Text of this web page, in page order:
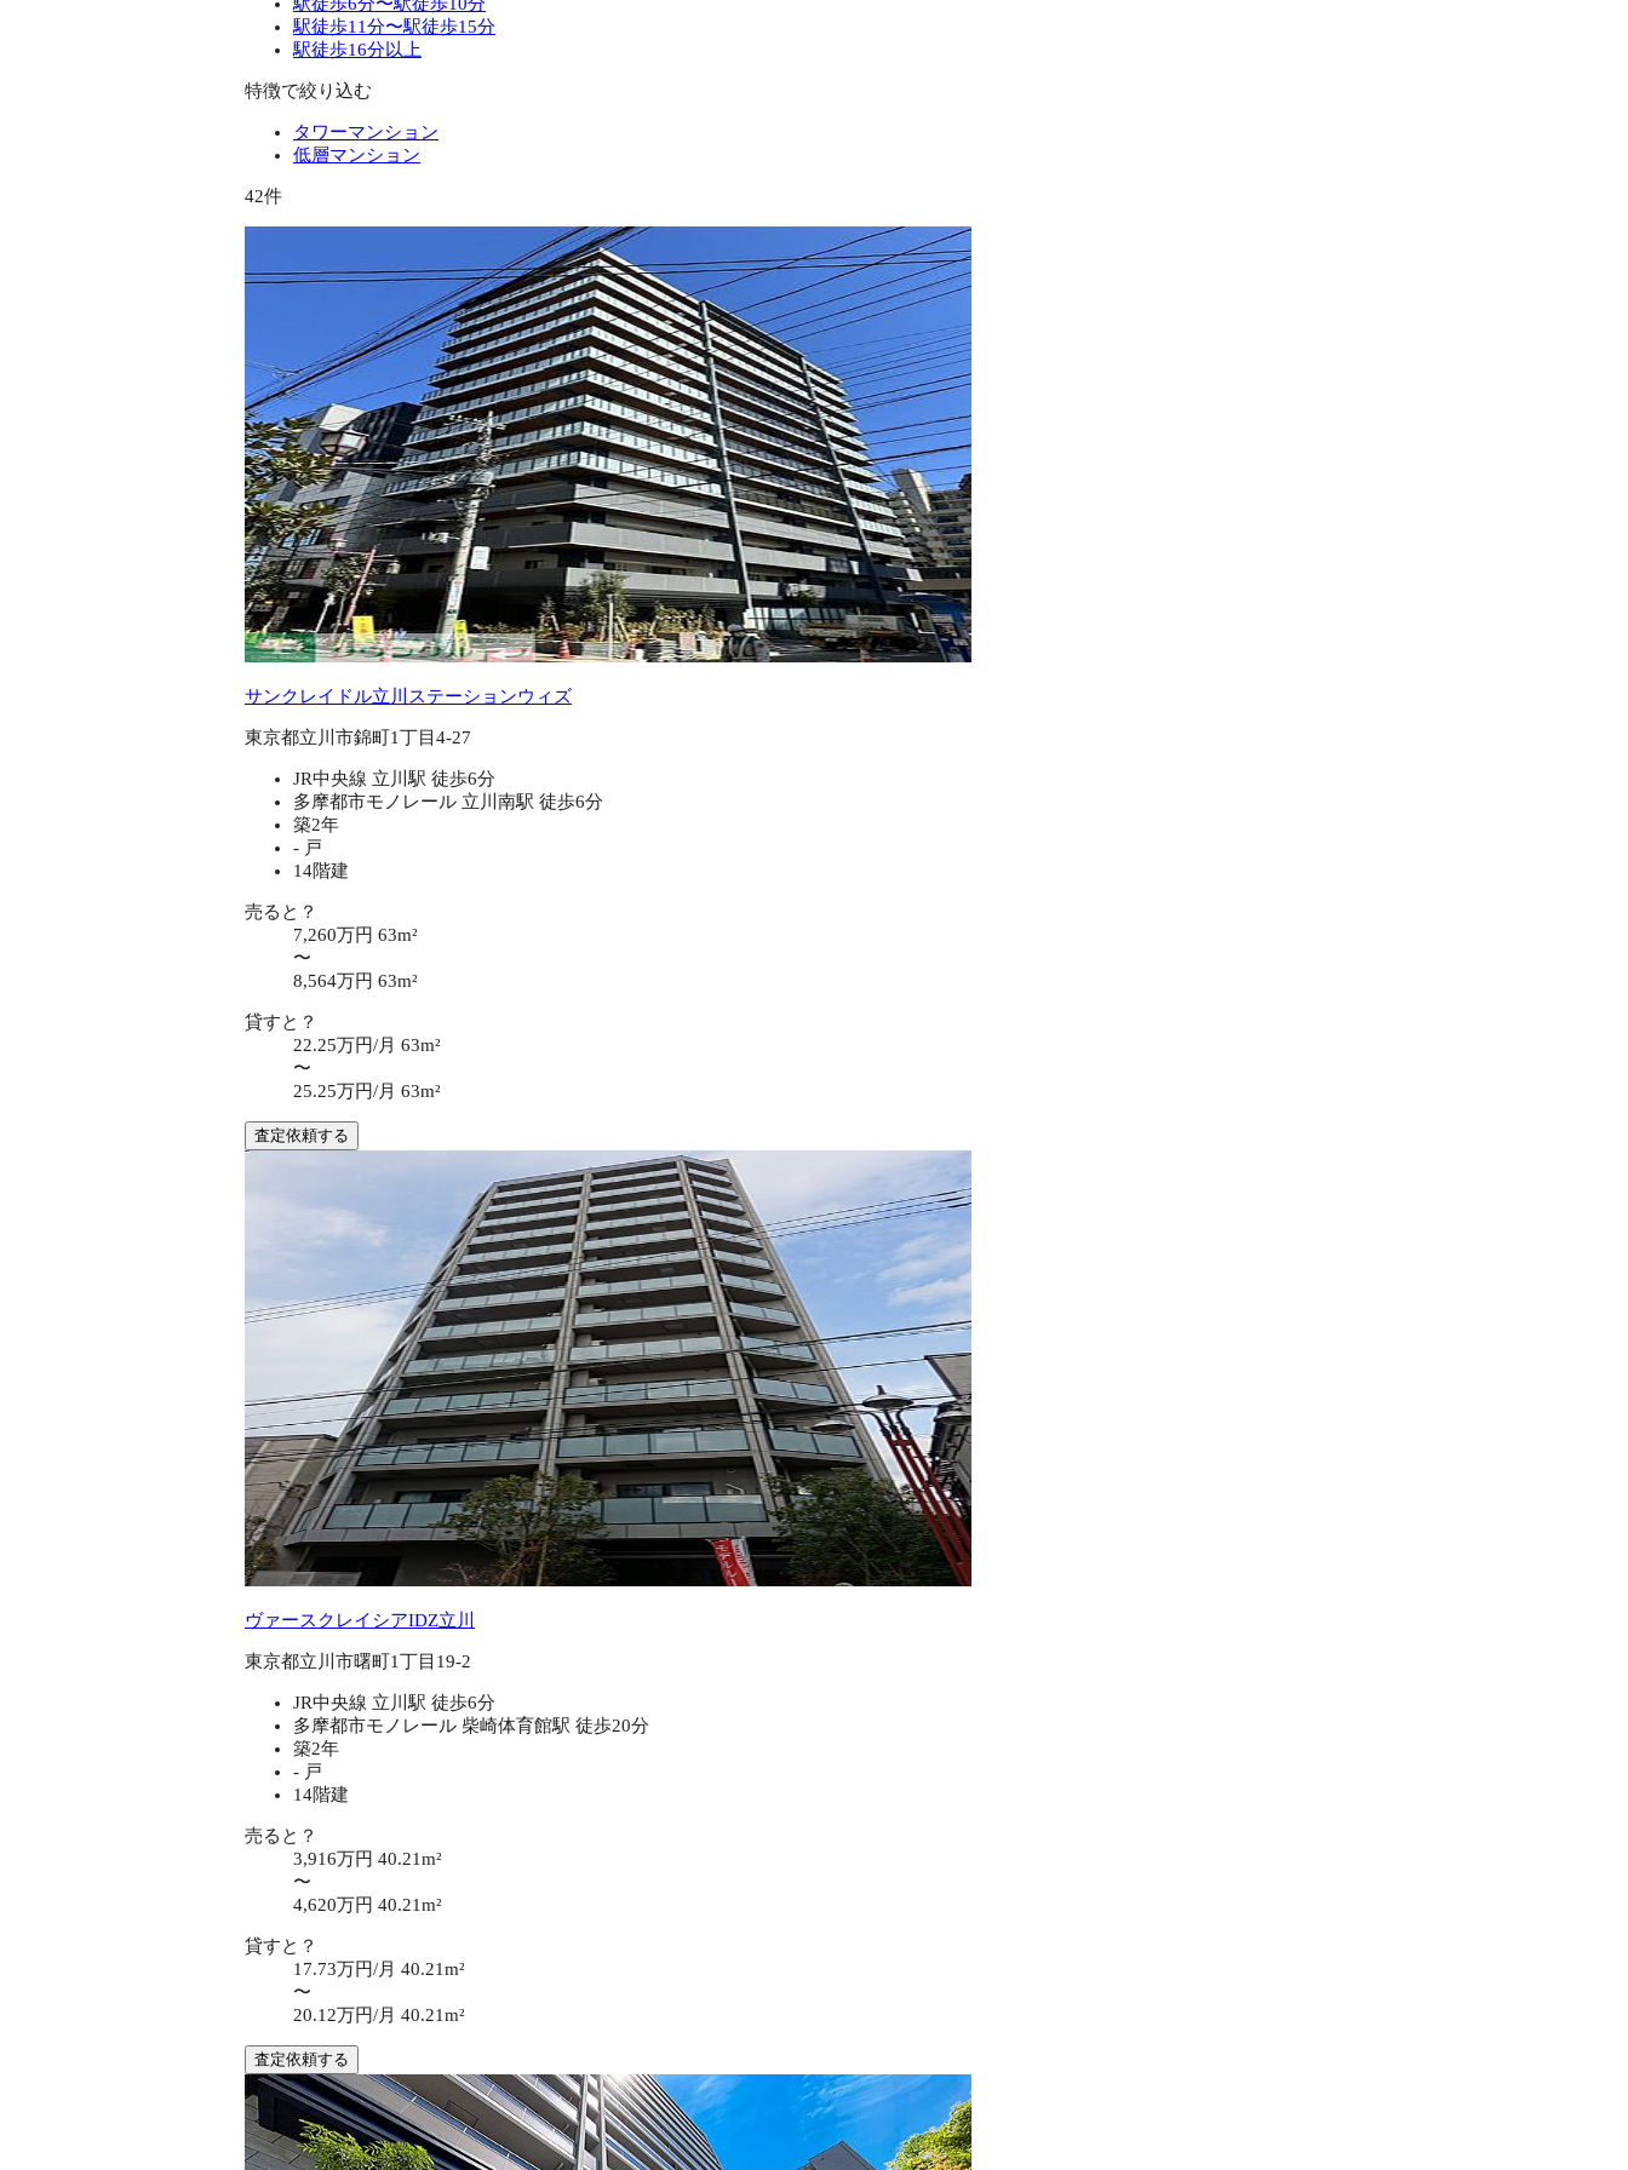
駅徒歩11分〜駅徒歩15分
駅徒歩16分以上
特徴で絞り込む
タワーマンション
低層マンション
42件
サンクレイドル立川ステーションウィズ
東京都立川市錦町1丁目4-27
JR中央線 立川駅 徒歩6分
多摩都市モノレール 立川南駅 徒歩6分
築2年
- 戸
14階建
売ると？
7,260万円 63m²
〜
8,564万円 63m²
貸すと？
22.25万円/月 63m²
〜
25.25万円/月 63m²
査定依頼する
ヴァースクレイシアIDZ立川
東京都立川市曙町1丁目19-2
JR中央線 立川駅 徒歩6分
多摩都市モノレール 柴崎体育館駅 徒歩20分
築2年
- 戸
14階建
売ると？
3,916万円 40.21m²
〜
4,620万円 40.21m²
貸すと？
17.73万円/月 40.21m²
〜
20.12万円/月 40.21m²
査定依頼する